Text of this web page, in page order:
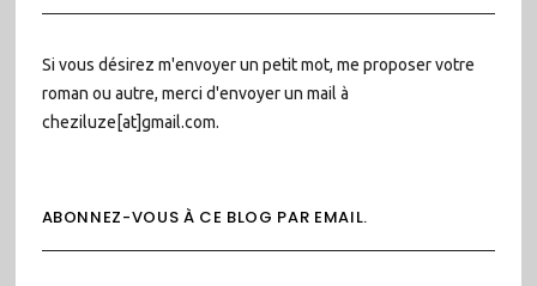
Si vous désirez m'envoyer un petit mot, me proposer votre
roman ou autre, merci d'envoyer un mail à
cheziluze[at]gmail.com.
ABONNEZ-VOUS À CE BLOG PAR EMAIL.